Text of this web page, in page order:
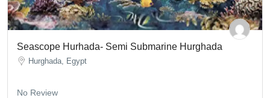
Seascope Hurhada- Semi Submarine Hurghada
Hurghada, Egypt
No Review